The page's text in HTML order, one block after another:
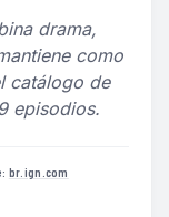
drama,
como
catálogo de
episodios.
br.ign.com